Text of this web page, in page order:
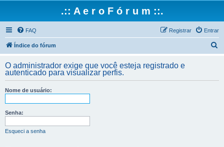
.:: A e r o F ó r u m ::.
FAQ Entrar
Registrar
Índice do fórum
q
O administrador exige que você esteja registrado e
autenticado para visualizar perfis.
Nome de usuário:
Senha:
Esqueci a senha